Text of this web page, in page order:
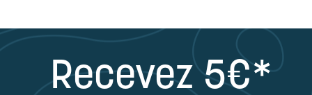
Recevez 5€*